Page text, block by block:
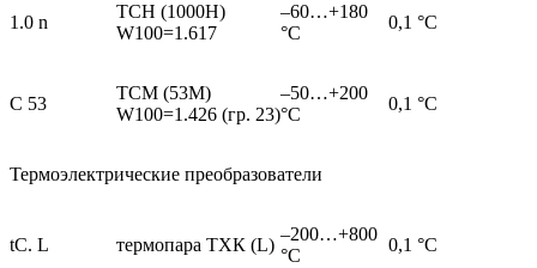
1.0 n
ТСН (1000Н)
W100=1.617
–60…+180
°С
0,1 °С
C 53
ТСМ (53М)
W100=1.426 (гр. 23)
–50…+200
°С
0,1 °С
Термоэлектрические преобразователи
tC. L термопара ТХК (L)
–200…+800
°С
0,1 °С